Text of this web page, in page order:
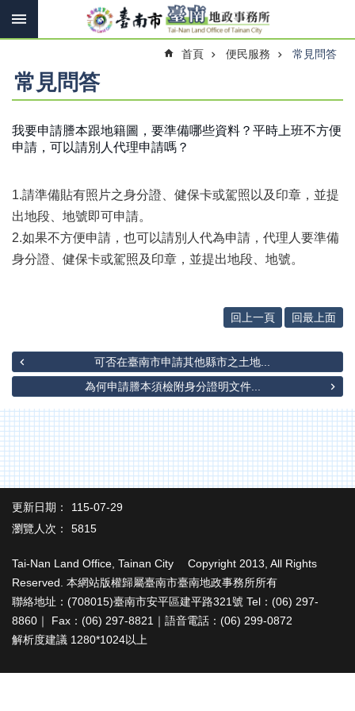
跳到主要內容區塊
搜
搜
尋
訊
報
機
關
簡
辦
與
詢
便
民
服
務
意
流
下
載
專
區
首頁 便民服務 常見問答
常見問答
我要申請謄本跟地籍圖，要準備哪些資料？平時上班不方便
申請，可以請別人代理申請嗎？
1.請準備貼有照片之身分證、健保卡或駕照以及印章，並提
出地段、地號即可申請。
2.如果不方便申請，也可以請別人代為申請，代理人要準備
身分證、健保卡或駕照及印章，並提出地段、地號。
回上一頁 回最上面
可否在臺南市申請其他縣市之土地...
為何申請謄本須檢附身分證明文件...
更新日期：
115-07-29
瀏覽人次：
5815
Tai-Nan Land Office, Tainan City Copyright 2013, All Rights
Reserved. 本網站版權歸屬臺南市臺南地政事務所所有
聯絡地址：(708015)臺南市安平區建平路321號 Tel：(06) 297-
8860｜ Fax：(06) 297-8821｜語音電話：(06) 299-0872
解析度建議 1280*1024以上